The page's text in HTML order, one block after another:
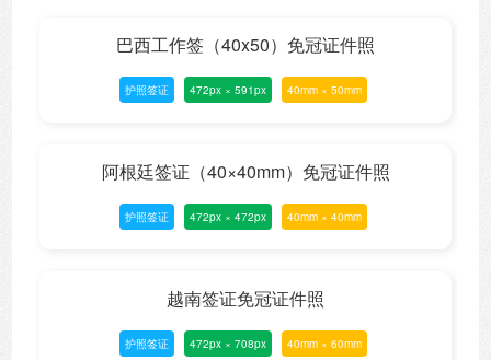
巴西工作签（40x50）免冠证件照
护照签证 472px × 591px 40mm × 50mm
阿根廷签证（40×40mm）免冠证件照
护照签证 472px × 472px 40mm × 40mm
越南签证免冠证件照
护照签证 472px × 708px 40mm × 60mm